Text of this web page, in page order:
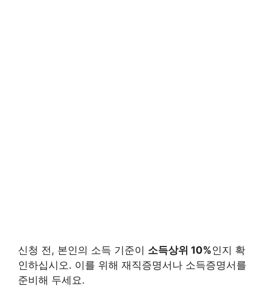
신청 전, 본인의 소득 기준이 소득상위 10%인지 확
인하십시오. 이를 위해 재직증명서나 소득증명서를
준비해 두세요.